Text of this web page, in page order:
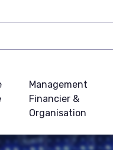
Management
Financier &
Organisation